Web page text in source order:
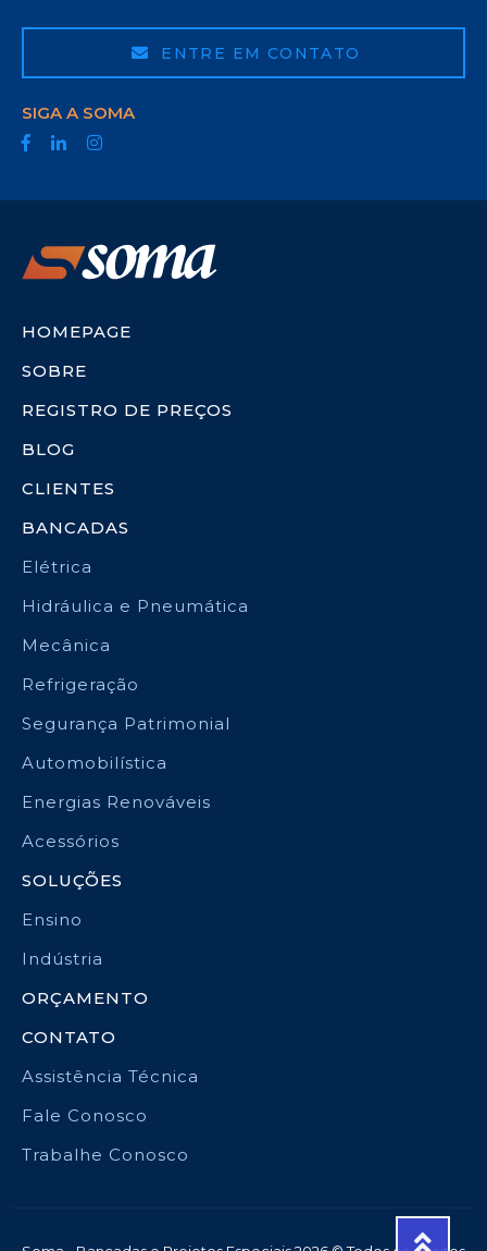
ENTRE EM CONTATO
SIGA A SOMA
HOMEPAGE
SOBRE
REGISTRO DE PREÇOS
BLOG
CLIENTES
BANCADAS
Elétrica
Hidráulica e Pneumática
Mecânica
Refrigeração
Segurança Patrimonial
Automobilística
Energias Renováveis
Acessórios
SOLUÇÕES
Ensino
Indústria
ORÇAMENTO
CONTATO
Assistência Técnica
Fale Conosco
Trabalhe Conosco